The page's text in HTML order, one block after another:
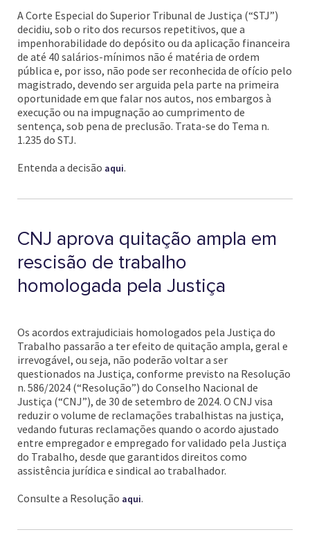
A Corte Especial do Superior Tribunal de Justiça (“STJ”)
decidiu, sob o rito dos recursos repetitivos, que a
impenhorabilidade do depósito ou da aplicação financeira
de até 40 salários-mínimos não é matéria de ordem
pública e, por isso, não pode ser reconhecida de ofício pelo
magistrado, devendo ser arguida pela parte na primeira
oportunidade em que falar nos autos, nos embargos à
execução ou na impugnação ao cumprimento de
sentença, sob pena de preclusão. Trata-se do Tema n.
1.235 do STJ.
Entenda a decisão aqui.
CNJ aprova quitação ampla em
rescisão de trabalho
homologada pela Justiça
Os acordos extrajudiciais homologados pela Justiça do
Trabalho passarão a ter efeito de quitação ampla, geral e
irrevogável, ou seja, não poderão voltar a ser
questionados na Justiça, conforme previsto na Resolução
n. 586/2024 (“Resolução”) do Conselho Nacional de
Justiça (“CNJ”), de 30 de setembro de 2024. O CNJ visa
reduzir o volume de reclamações trabalhistas na justiça,
vedando futuras reclamações quando o acordo ajustado
entre empregador e empregado for validado pela Justiça
do Trabalho, desde que garantidos direitos como
assistência jurídica e sindical ao trabalhador.
Consulte a Resolução aqui.